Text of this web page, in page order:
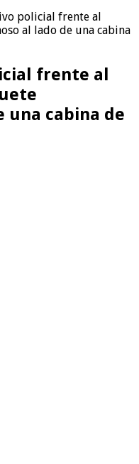
policial frente al
al lado de una cabina
frente al
una cabina de